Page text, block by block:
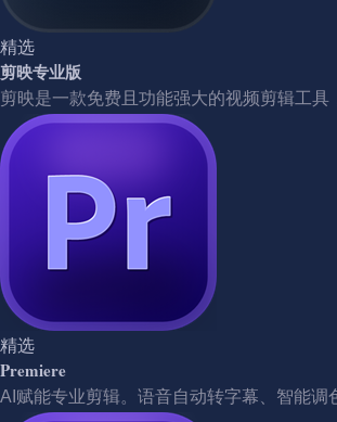
精选
剪映专业版
剪映是一款免费且功能强大的视频剪辑工
精选
Premiere
AI赋能专业剪辑。语音自动转字幕、智能